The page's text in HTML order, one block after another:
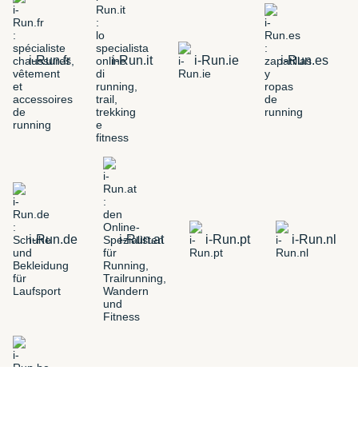
i-Run.fr i-Run.it i-Run.ie i-Run.es
i-Run.de i-Run.at i-Run.pt i-Run.nl